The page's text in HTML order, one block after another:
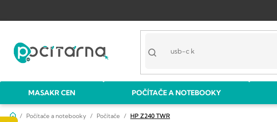
obsah
MASAKR CEN POČÍTAČE A NOTEBOOKY
DomůPočítače a notebooky Počítače HP Z240 TWR